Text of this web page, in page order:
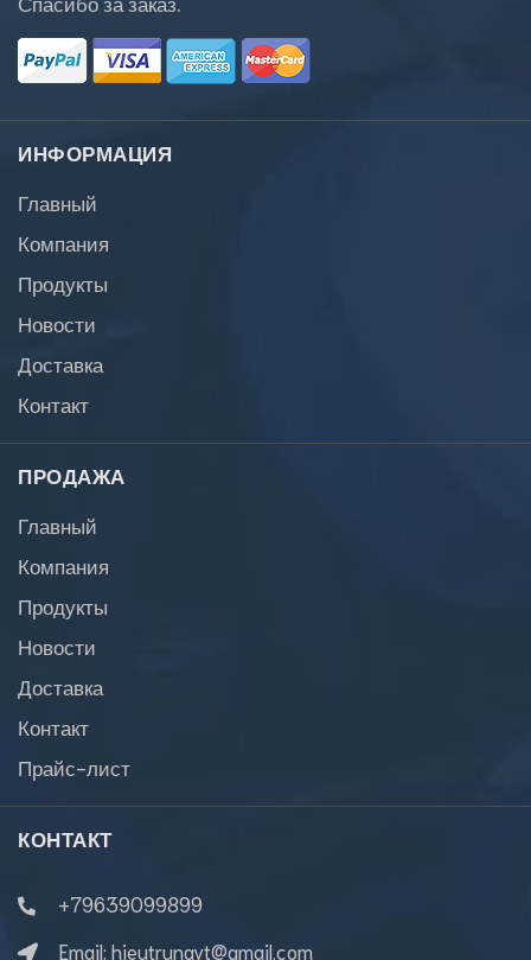
ИНФОРМАЦИЯ
Главный
Компания
Продукты
Новости
Доставка
Контакт
ПРОДАЖА
Главный
Компания
Продукты
Новости
Доставка
Контакт
Прайс-лист
КОНТАКТ
+79639099899
Email: hieutrungvt@gmail.com